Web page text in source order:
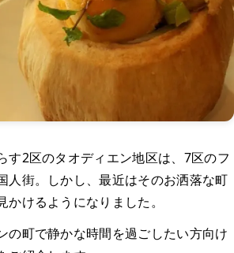
す2区のタオディエン地区は、7区のフ
人街。しかし、最近はそのお洒落な町
けるようになりました。
の町で静かな時間を過ごしたい方向け